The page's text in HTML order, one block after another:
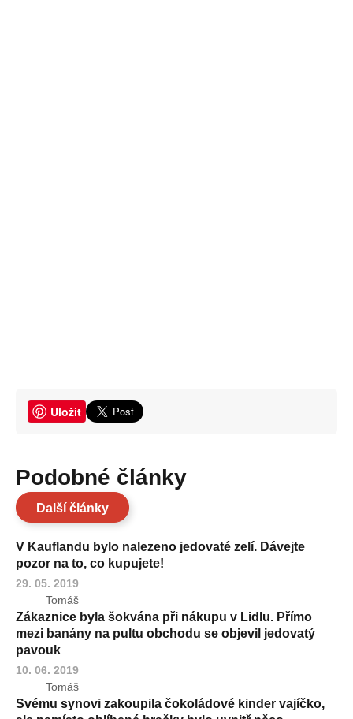
Uložit
Podobné články
Další články
V Kauflandu bylo nalezeno jedovaté zelí. Dávejte
pozor na to, co kupujete!
29. 05. 2019
Tomáš
Zákaznice byla šokvána při nákupu v Lidlu. Přímo
mezi banány na pultu obchodu se objevil jedovatý
pavouk
10. 06. 2019
Tomáš
Svému synovi zakoupila čokoládové kinder vajíčko,